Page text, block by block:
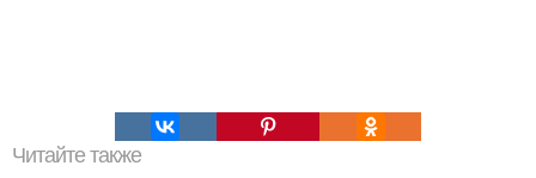
Читайте также